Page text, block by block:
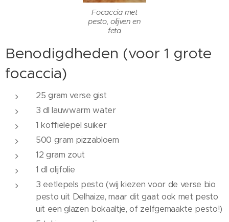
Focaccia met
pesto, olijven en
feta
Benodigdheden (voor 1 grote
focaccia)
25 gram verse gist
3 dl lauwwarm water
1 koffielepel suiker
500 gram pizzabloem
12 gram zout
1 dl olijfolie
3 eetlepels pesto (wij kiezen voor de verse bio
pesto uit Delhaize, maar dit gaat ook met pesto
uit een glazen bokaaltje, of zelfgemaakte pesto!)